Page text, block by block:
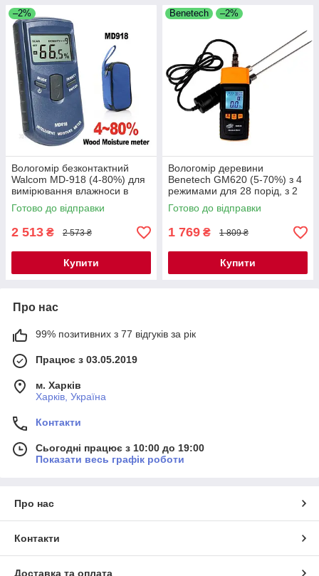
–2%
Вологомір безконтактний
Walcom MD-918 (4-80%) для
вимірювання влажноси в
дереві (43 породи)
Готово до відправки
2 513 ₴ 2 573 ₴
Купити
Benetech –2%
Вологомір деревини
Benetech GM620 (5-70%) з 4
режимами для 28 порід, з 2
комплектами голок, АТС
Готово до відправки
1 769 ₴ 1 809 ₴
Купити
Про нас
99% позитивних з 77 відгуків за рік
Працює з 03.05.2019
м. Харків
Харків, Україна
Контакти
Сьогодні працює з 10:00 до 19:00
Показати весь графік роботи
Про нас
Контакти
Доставка та оплата